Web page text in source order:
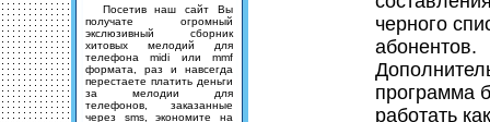
Посетив наш сайт Вы
получате огромный
экслюзивный сборник
хитовых мелодий для
телефона midi или mmf
формата, раз и навсегда
перестаете платить деньги
за мелодии для
телефонов, заказанные
через sms, экономите на
черного
абонентов.
программа
работать как